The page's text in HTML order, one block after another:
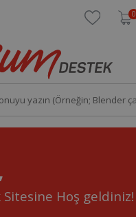
0
Hoş geldiniz!